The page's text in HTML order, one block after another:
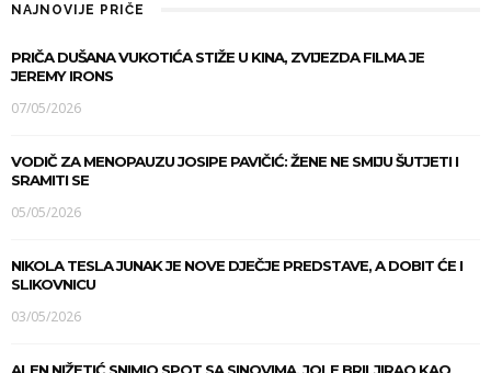
NAJNOVIJE PRIČE
PRIČA DUŠANA VUKOTIĆA STIŽE U KINA, ZVIJEZDA FILMA JE
JEREMY IRONS
07/05/2026
VODIČ ZA MENOPAUZU JOSIPE PAVIČIĆ: ŽENE NE SMIJU ŠUTJETI I
SRAMITI SE
05/05/2026
NIKOLA TESLA JUNAK JE NOVE DJEČJE PREDSTAVE, A DOBIT ĆE I
SLIKOVNICU
03/05/2026